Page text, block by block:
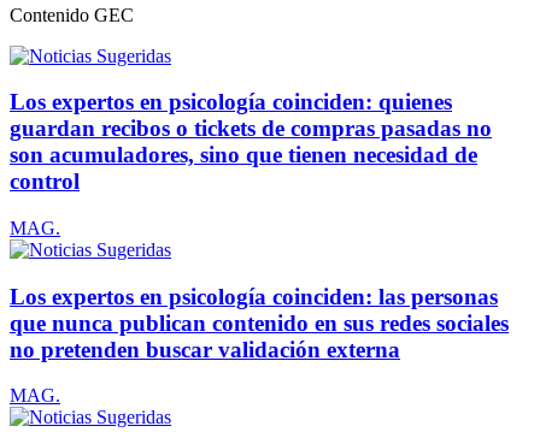
Contenido GEC
Los expertos en psicología coinciden: quienes
guardan recibos o tickets de compras pasadas no
son acumuladores, sino que tienen necesidad de
control
MAG.
Los expertos en psicología coinciden: las personas
que nunca publican contenido en sus redes sociales
no pretenden buscar validación externa
MAG.